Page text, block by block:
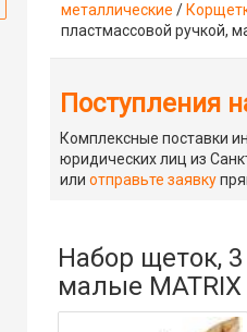
металлические /
пластмассовой ручкой,
Поступления
Комплексные поставки
юридических лиц из
илиотправьте заявку
Набор щеток,
малые MATRIX